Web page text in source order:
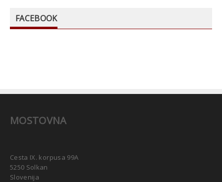
FACEBOOK
MOSTOVNA
Cesta IX. korpusa 99A
5250 Solkan
Slovenija